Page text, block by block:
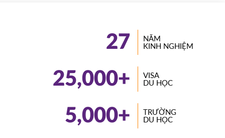
27
NĂM
KINH NGHIỆM
25,000+
VISA
DU HỌC
5,000+
TRƯỜNG
DU HỌC